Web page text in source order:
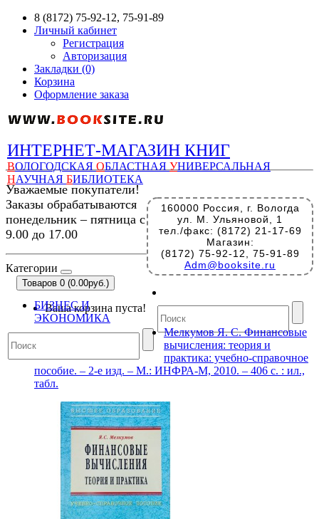
8 (8172) 75-92-12, 75-91-89
Личный кабинет
Регистрация
Авторизация
Закладки (0)
Корзина
Оформление заказа
ИНТЕРНЕТ-МАГАЗИН КНИГ
ВОЛОГОДСКАЯ ОБЛАСТНАЯ УНИВЕРСАЛЬНАЯ
НАУЧНАЯ БИБЛИОТЕКА
160000 Россия, г. Вологда
ул. М. Ульяновой, 1
тел./факс: (8172) 21-17-69
Магазин:
(8172) 75-92-12, 75-91-89
Adm@booksite.ru
Уважаемые покупатели!
Заказы обрабатываются
понедельник – пятница с
9.00 до 17.00
Категории
Товаров 0 (0.00руб.)
Ваша корзина пуста!
БИЗНЕС И
ЭКОНОМИКА
Мелкумов Я. С. Финансовые
вычисления: теория и
практика: учебно-справочное
пособие. – 2-е изд. – М.: ИНФРА-М, 2010. – 406 с. : ил.,
табл.